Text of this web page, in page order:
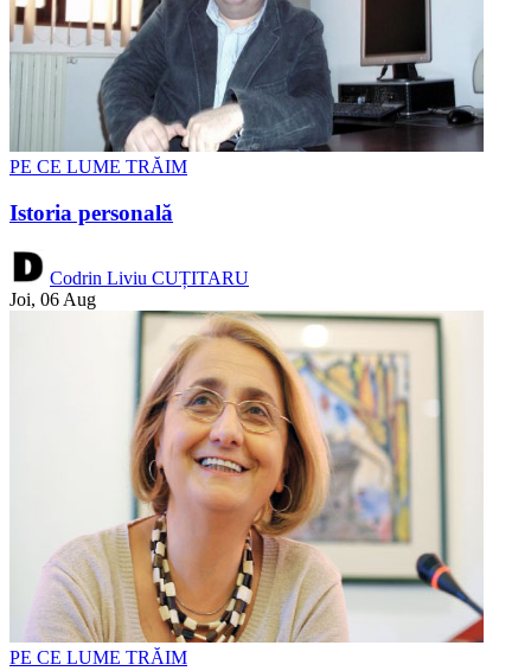
PE CE LUME TRĂIM
Istoria personală
Codrin Liviu CUȚITARU
Joi, 06 Aug
PE CE LUME TRĂIM